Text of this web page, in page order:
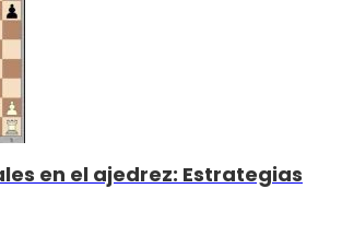
en el ajedrez: Estrategias